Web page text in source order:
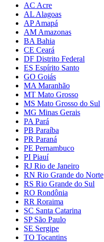
AC Acre
AL Alagoas
AP Amapá
AM Amazonas
BA Bahia
CE Ceará
DF Distrito Federal
ES Espírito Santo
GO Goiás
MA Maranhão
MT Mato Grosso
MS Mato Grosso do Sul
MG Minas Gerais
PA Pará
PB Paraíba
PR Paraná
PE Pernambuco
PI Piauí
RJ Rio de Janeiro
RN Rio Grande do Norte
RS Rio Grande do Sul
RO Rondônia
RR Roraima
SC Santa Catarina
SP São Paulo
SE Sergipe
TO Tocantins